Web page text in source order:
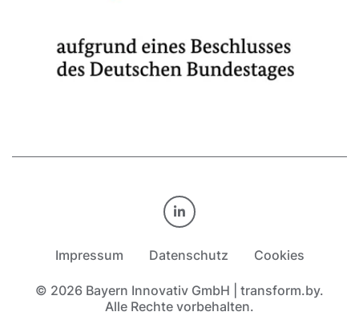
TRANSFORM.BY AUF
Impressum Datenschutz Cookies
© 2026 Bayern Innovativ GmbH | transform.by.
Alle Rechte vorbehalten.